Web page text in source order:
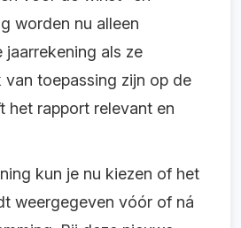
worden nu alleen
als ze
van toepassing zijn op de
het rapport relevant en
kun je nu kiezen of het
weergegeven vóór of ná